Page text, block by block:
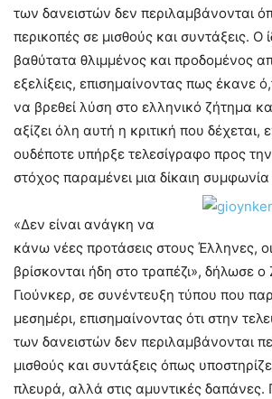
των δανειστών δεν περιλαμβάνονται
περικοπές σε μισθούς και συντάξεις. Ο
βαθύτατα θλιμμένος και προδομένος
εξελίξεις, επισημαίνοντας πως έκανε
να βρεθεί λύση στο ελληνικό ζήτημα
αξίζει όλη αυτή η κριτική που δέχεται,
ουδέποτε υπήρξε τελεσίγραφο προς
στόχος παραμένει μια δίκαιη
«Δεν είναι ανάγκη να
κάνω νέες προτάσεις στους Έλληνες,
βρίσκονται ήδη στο τραπέζι», δήλωσε
Γιούνκερ, σε συνέντευξη τύπου που
μεσημέρι, επισημαίνοντας ότι στην
των δανειστών δεν περιλαμβάνονται
μισθούς και συντάξεις όπως
πλευρά, αλλά στις αμυντικές δαπάνες.